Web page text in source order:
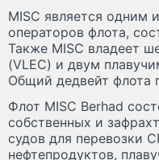
MISC является одним
операторов флота,
Также MISC владеет
(VLEC) и двум
Общий дедвейт флота
Флот MISC Berhad
собственных и
судов для перевозки
нефтепродуктов,